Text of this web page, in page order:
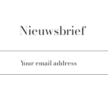
Nieuwsbrief